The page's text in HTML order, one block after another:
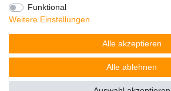
Funktional
Weitere Einstellungen
Alle akzeptieren
Alle ablehnen
Cadmium
Hg = Batterie enthält mehr als 0,0005
Bitte beachten Sie die vorstehenden